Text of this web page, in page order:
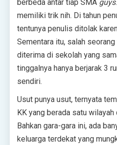
berbeda antar tiap SMA guys
memiliki trik nih. Di tahun
tentunya penulis ditolak
Sementara itu, salah
diterima di sekolah yang
tinggalnya hanya berjarak 3
sendiri.
Usut punya usut, ternyata
KK yang berada satu
Bahkan gara-gara ini, ada
keluarga terdekat yang